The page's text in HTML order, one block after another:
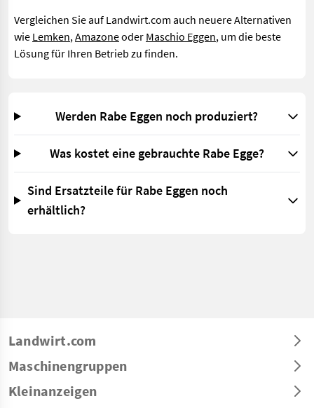
Vergleichen Sie auf Landwirt.com auch neuere Alternativen
wie Lemken,Amazoneoder Maschio Eggen, um die beste
Lösung für Ihren Betrieb zu finden.
Werden Rabe Eggen noch produziert?
Was kostet eine gebrauchte Rabe Egge?
Sind Ersatzteile für Rabe Eggen noch
erhältlich?
Landwirt.com
Maschinengruppen
Kleinanzeigen